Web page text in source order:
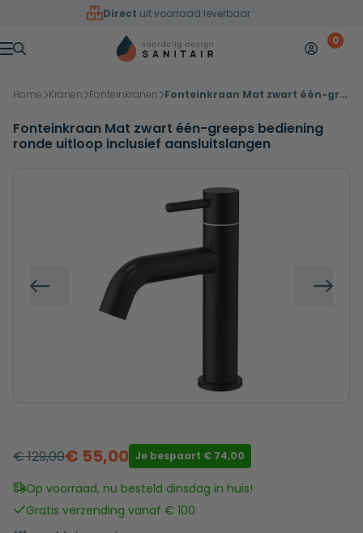
Overslaan naar inhoud
Direct uit voorraad leverbaar
Menu
Mijn 0
Home Kranen Fonteinkranen Fonteinkraan Mat zwart één-greeps bediening ronde uitloop inclusief aansluitslangen
Fonteinkraan Mat zwart één-greeps bediening
ronde uitloop inclusief aansluitslangen
Vorige
€129,00
Oorspronkelijke
prijs
was:
€ 129,00.
€ 55,00
Huidige
prijs
is:
€ 55,00.
Je bespaart € 74,00
Op voorraad, nu besteld dinsdag in huis!
Gratis verzending vanaf € 100